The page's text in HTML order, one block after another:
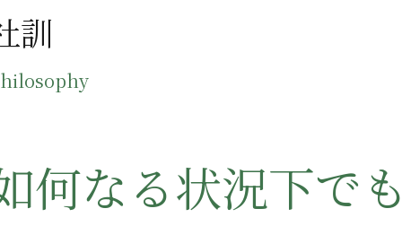
訓
何なる状況下で